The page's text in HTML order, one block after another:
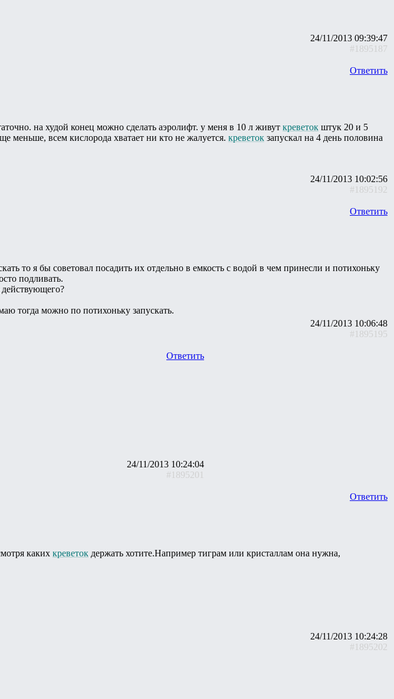
24/11/2013 09:39:47
#1895187
Ответить
на худой конец можно сделать аэролифт. у меня в 10 л живут креветок штук 20 и 5
меньше, всем кислорода хватает ни кто не жалуется. креветок запускал на 4 день половина
24/11/2013 10:02:56
#1895192
Ответить
то я бы советовал посадить их отдельно в емкость с водой в чем принесли и потихоньку
подливать.
тогда можно по потихоньку запускать.
24/11/2013 10:06:48
#1895195
Ответить
24/11/2013 10:24:04
#1895201
Ответить
каких креветок держать хотите.Например тиграм или кристаллам она нужна,
24/11/2013 10:24:28
#1895202